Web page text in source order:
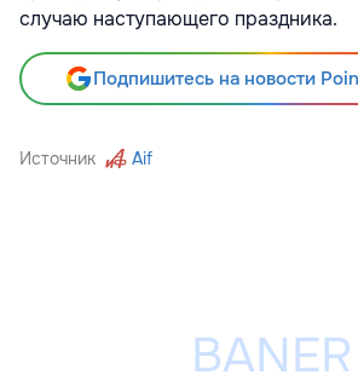
случаю наступающего праздника.
Подпишитесь на новости
Источник Aif